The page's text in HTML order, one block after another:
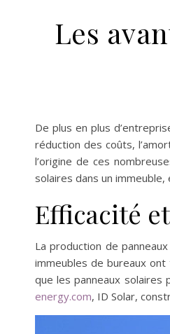
Les
De plus en plus
réduction des coûts,
l’origine de ces
solaires dans un
Efficacité
La production de
immeubles de bureaux
que les panneaux solaires
energy.com, ID Solar,